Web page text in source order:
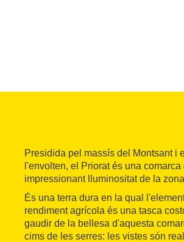
Presidida pel massís del Montsant i
l'envolten, el Priorat és una
impressionant lluminositat de la
És una terra dura en la qual
rendiment agrícola és una tasca
gaudir de la bellesa d'aquesta
cims de les serres: les vistes són